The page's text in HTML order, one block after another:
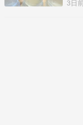
の
3日